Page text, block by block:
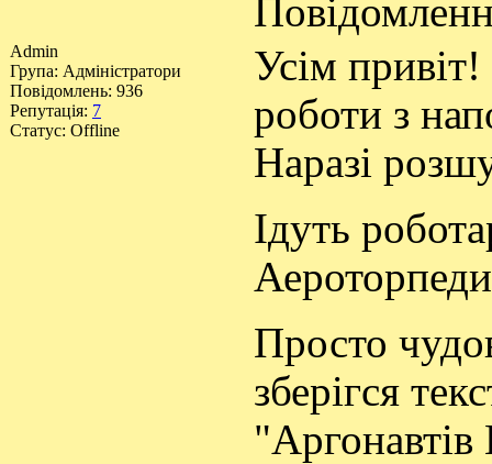
Admin
Група: Адміністратори
Повідомлень: 936
Репутація: 7
Статус: Offline
Усім
роботи з
Наразі
Ідуть
Просто
зберігся
"Аргонавтів